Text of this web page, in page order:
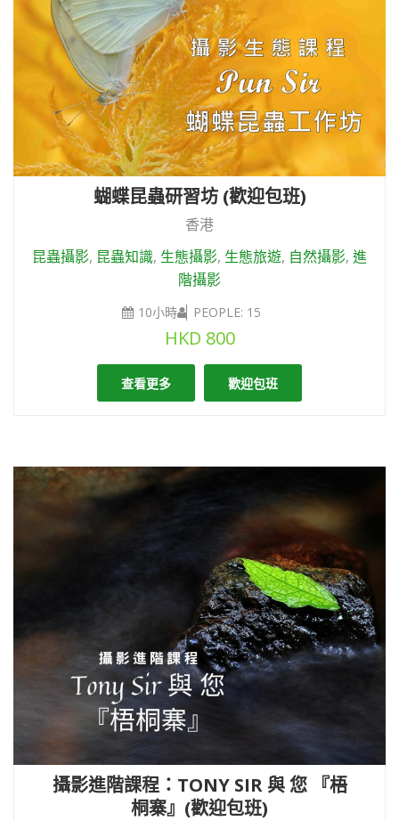
蝴蝶昆蟲研習坊 (歡迎包班)
香港
昆蟲攝影, 昆蟲知識, 生態攝影, 生態旅遊, 自然攝影, 進
階攝影
10小時 PEOPLE: 15
HKD 800
查看更多 歡迎包班
攝影進階課程：TONY SIR 與 您 『梧
桐寨』(歡迎包班)